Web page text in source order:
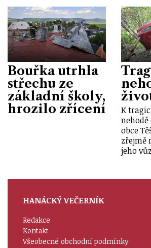
Bouřka utrhla
střechu ze
základní školy,
hrozilo zřícení
K
obce
zřejmě
jeho
HANÁCKÝ VEČERNÍK
Redakce
Kontakt
Všeobecné obchodní podmínky